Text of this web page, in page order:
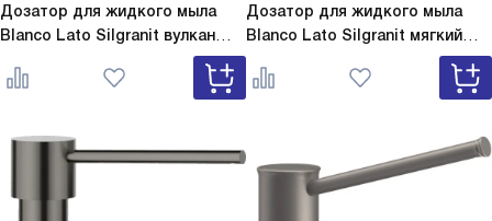
Дозатор для жидкого мыла
Blanco Lato Silgranit вулкан
Lato Silgranit вулкан
серый 526954
Дозатор для жидкого мыла
Blanco Lato Silgranit мягкий
Lato Silgranit мягкий
белый 526955